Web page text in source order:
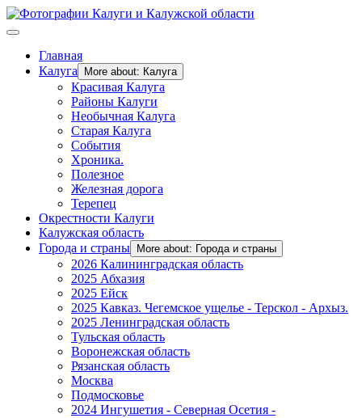
Главная
Калуга
More about: Калуга
Красивая Калуга
Районы Калуги
Необычная Калуга
Старая Калуга
События
Хроника.
Полезное
Железная дорога
Терепец
Окрестности Калуги
Калужская область
Города и страны
More about: Города и страны
2026 Калининградская область
2025 Абхазия
2025 Ейск
2025 Кавказ. Чегемское ущелье - Терскол - Архыз.
2025 Ленинградская область
Тульская область
Воронежская область
Рязанская область
Москва
Подмосковье
2024 Ингушетия - Северная Осетия -